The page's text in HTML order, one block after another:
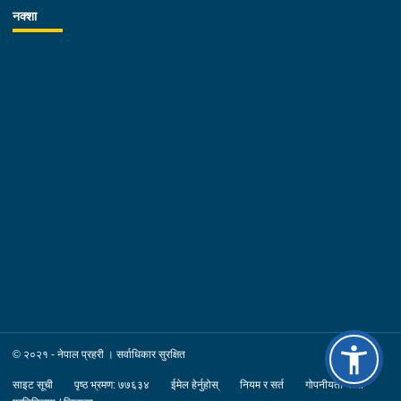
नक्शा
© २०२१ - नेपाल प्रहरी । सर्वाधिकार सुरक्षित
साइट सूची पृष्ठ भ्रमण: ७७६३४ ईमेल हेर्नुहोस् नियम र सर्त
गोपनीयता नीति